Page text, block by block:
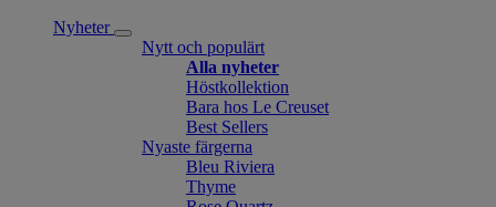
Nyheter
Nytt och populärt
Alla nyheter
Höstkollektion
Bara hos Le Creuset
Best Sellers
Nyaste färgerna
Bleu Riviera
Thyme